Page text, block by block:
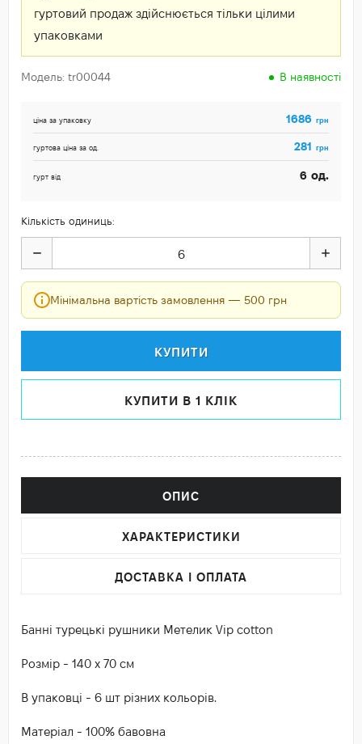
гуртовий продаж здійснюється тільки цілими
упаковками
Модель: tr00044 В наявності
ціна за упаковку 1686 грн
гуртова ціна за од. 281 грн
гурт від 6 од.
Кількість одиниць:
Мінімальна вартість замовлення — 500 грн
КУПИТИ
КУПИТИ В 1 КЛІК
ОПИС
ХАРАКТЕРИСТИКИ
ДОСТАВКА І ОПЛАТА
Банні турецькі рушники Метелик Vip cotton
Розмір - 140 х 70 см
В упаковці - 6 шт різних кольорів.
Матеріал - 100% бавовна